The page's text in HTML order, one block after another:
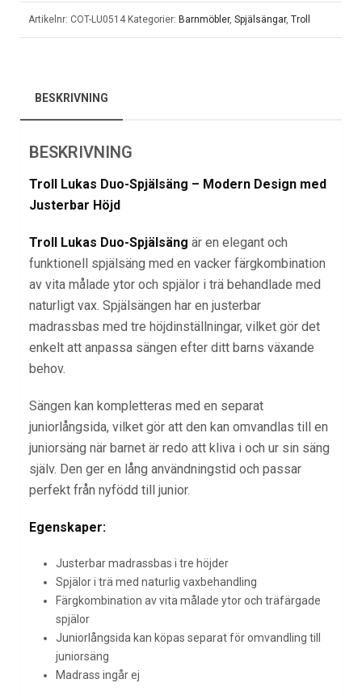
Artikelnr: COT-LU0514 Kategorier: Barnmöbler, Spjälsängar, Troll
BESKRIVNING
BESKRIVNING
Troll Lukas Duo-Spjälsäng – Modern Design med
Justerbar Höjd
Troll Lukas Duo-Spjälsäng är en elegant och
funktionell spjälsäng med en vacker färgkombination
av vita målade ytor och spjälor i trä behandlade med
naturligt vax. Spjälsängen har en justerbar
madrassbas med tre höjdinställningar, vilket gör det
enkelt att anpassa sängen efter ditt barns växande
behov.
Sängen kan kompletteras med en separat
juniorlångsida, vilket gör att den kan omvandlas till en
juniorsäng när barnet är redo att kliva i och ur sin säng
själv. Den ger en lång användningstid och passar
perfekt från nyfödd till junior.
Egenskaper:
Justerbar madrassbas i tre höjder
Spjälor i trä med naturlig vaxbehandling
Färgkombination av vita målade ytor och träfärgade
spjälor
Juniorlångsida kan köpas separat för omvandling till
juniorsäng
Madrass ingår ej